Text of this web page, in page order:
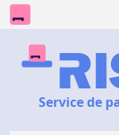
Service de